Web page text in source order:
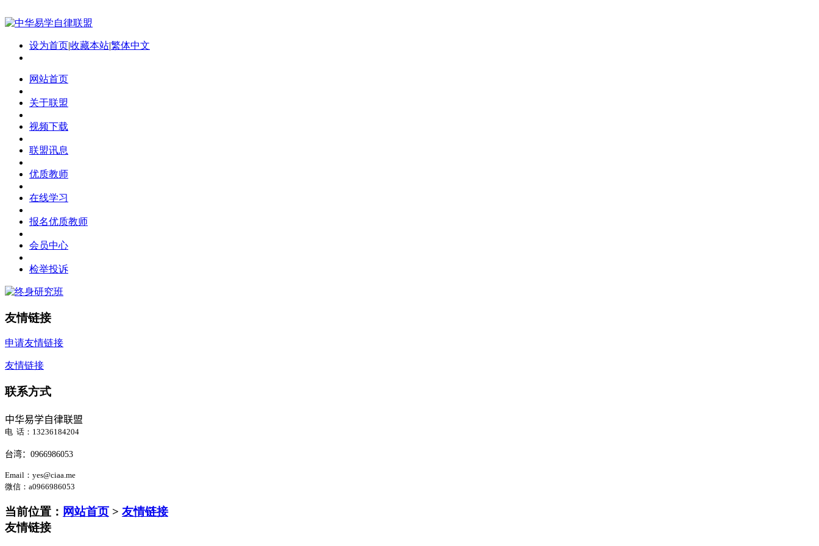
设为首页|收藏本站|繁体中文
网站首页
关于联盟
视频下载
联盟讯息
优质教师
在线学习
报名优质教师
会员中心
检举投诉
友情链接
申请友情链接
友情链接
联系方式
中华易学自律联盟
电 话：13236184204
台湾： 0966986053
Email：yes@ciaa.me
微信 ：a0966986053
当前位置： 网站首页 > 友情链接
友情链接